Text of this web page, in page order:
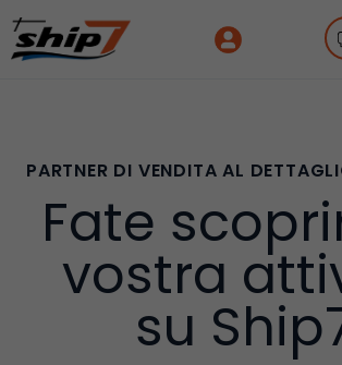
PARTNER DI VENDITA AL
Fate
vostra
su